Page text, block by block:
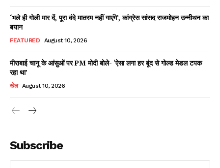
Facebook
X WhatsApp
Share
Read Latest News on AIN
‘भले ही गोली मार दें, पूरा वंदे मातरम नहीं गाएंगे’, कांग्रेस सांसद राजमोहन उन्नीथन का
बयान
FEATURED August 10, 2026
मीराबाई चानू के आंसुओं पर PM मोदी बोले- ‘ऐसा लगा हर बूंद से गोल्ड मेडल टपक
रहा था’
खेल August 10, 2026
Subscribe